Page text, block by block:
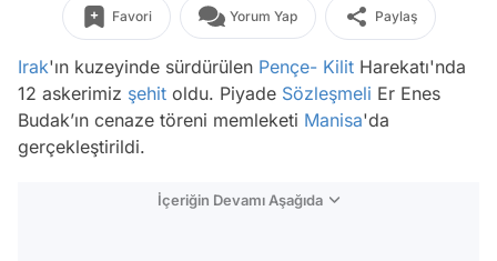
Favori Yorum Yap Paylaş
Irak'ın kuzeyinde sürdürülen Pençe- Kilit Harekatı'nda
12 askerimiz şehit oldu. Piyade Sözleşmeli Er Enes
Budak’ın cenaze töreni memleketi Manisa'da
gerçekleştirildi.
İçeriğin Devamı Aşağıda